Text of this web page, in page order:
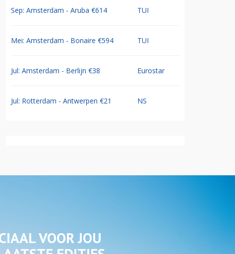
Sep: Amsterdam - Aruba €614 TUI
Mei: Amsterdam - Bonaire €594 TUI
Jul: Amsterdam - Berlijn €38 Eurostar
Jul: Rotterdam - Antwerpen €21 NS
VOOR JOU